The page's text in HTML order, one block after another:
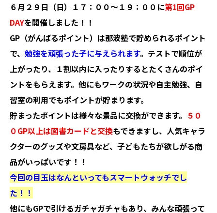
６月２９日（日）１７：００〜１９：００に第1回GP
DAYを開催しました！！
GP（がんばるポイント）は那波塾で貯められるポイント
で、 勉強を頑張った子に与えられます。テストで順位が
上がったり、１割以内に入ったりするとたくさんのポイ
ントをもらえます。他にもワークの状況や自主勉強、自
習室の利用でもポイントが貯まります。
貯まったポイントは様々な景品に交換ができます。 ５０
０GP以上は図書カードと交換もできますし、人気キャラ
クターのグッズや文房具など、子どもたちが欲しがる商
品がいっぱいです！！
今回の目玉はなんといってもスマートウォッチでし
た！！
他にもGPで引けるガチャガチャもあり、みんな頑張って